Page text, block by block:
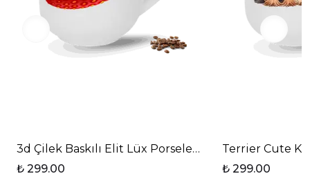
3d Çilek Baskılı Elit Lüx Porselen Kupa Bardak
₺ 299.00
Terrier Cute
₺ 299.00